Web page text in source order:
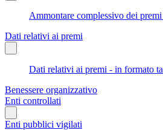
Ammontare complessivo dei
Dati relativi ai premi
Dati relativi ai premi - in formato
Benessere organizzativo
Enti controllati
Enti pubblici vigilati